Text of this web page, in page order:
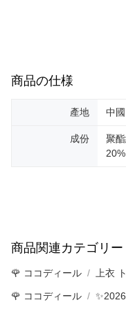
商品の仕様
產地 中國
成份
聚
20%
商品関連カテゴリー
🌹 ココディール 上衣
🌹 ココディール